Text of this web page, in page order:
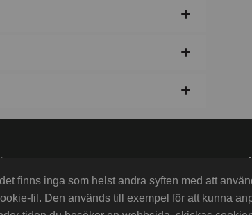
finns inga som helst andra syften med att
fil. Den används till exempel för att kunna